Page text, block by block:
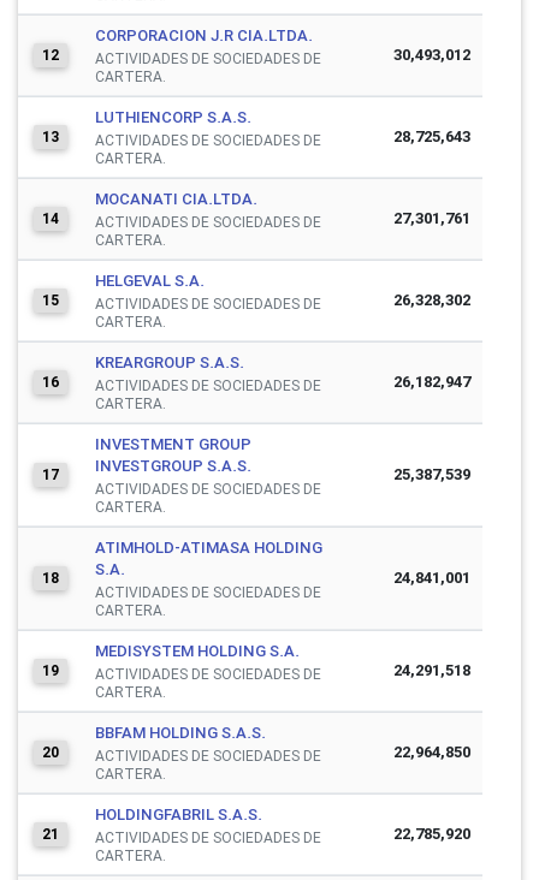
12
CORPORACION J.R CIA.LTDA.
ACTIVIDADES DE SOCIEDADES DE
CARTERA.
30,493,012
13
LUTHIENCORP S.A.S.
ACTIVIDADES DE SOCIEDADES DE
CARTERA.
28,725,643
14
MOCANATI CIA.LTDA.
ACTIVIDADES DE SOCIEDADES DE
CARTERA.
27,301,761
15
HELGEVAL S.A.
ACTIVIDADES DE SOCIEDADES DE
CARTERA.
26,328,302
16
KREARGROUP S.A.S.
ACTIVIDADES DE SOCIEDADES DE
CARTERA.
26,182,947
17
INVESTMENT GROUP
INVESTGROUP S.A.S.
ACTIVIDADES DE SOCIEDADES DE
CARTERA.
25,387,539
18
ATIMHOLD-ATIMASA HOLDING
S.A.
ACTIVIDADES DE SOCIEDADES DE
CARTERA.
24,841,001
19
MEDISYSTEM HOLDING S.A.
ACTIVIDADES DE SOCIEDADES DE
CARTERA.
24,291,518
20
BBFAM HOLDING S.A.S.
ACTIVIDADES DE SOCIEDADES DE
CARTERA.
22,964,850
21
HOLDINGFABRIL S.A.S.
ACTIVIDADES DE SOCIEDADES DE
CARTERA.
22,785,920